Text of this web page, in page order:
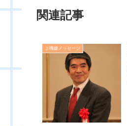
関連記事
上機嫌メッセージ